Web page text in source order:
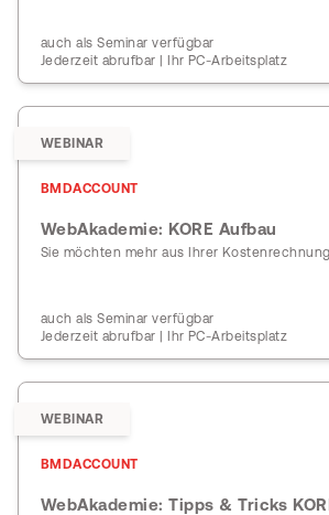
auch als Seminar verfügbar
Jederzeit abrufbar | Ihr PC-Arbeitsplatz
WEBINAR
BMDACCOUNT
WebAkademie: KORE Aufbau
Sie möchten mehr aus Ihrer
auch als Seminar verfügbar
Jederzeit abrufbar | Ihr PC-Arbeitsplatz
WEBINAR
BMDACCOUNT
WebAkademie: Tipps & Tricks